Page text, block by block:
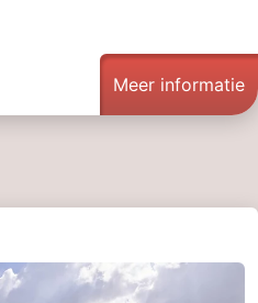
Meer informatie